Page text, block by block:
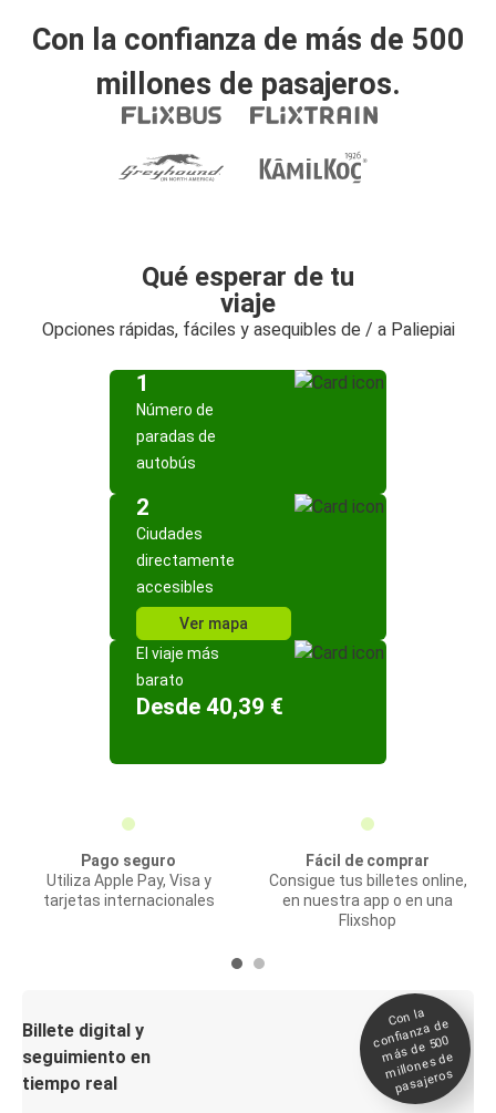
Con la confianza de más de 500
millones de pasajeros.
Qué esperar de tu
viaje
Opciones rápidas, fáciles y asequibles de / a Paliepiai
1
Número de
paradas de
autobús
2
Ciudades
directamente
accesibles
Ver mapa
El viaje más
barato
Desde 40,39 €
Pago seguro
Utiliza Apple Pay, Visa y
tarjetas internacionales
Fácil de comprar
Consigue tus billetes online,
en nuestra app o en una
Flixshop
Billete digital y
seguimiento en
tiempo real
Con la
confianza de
más de 500
millones de
pasajeros